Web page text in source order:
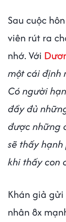
Sau cuộc
viên rút ra
nhớ. Với
một cái định
Có người
đầy đủ
được những
sẽ thấy
khi thấy con
Khán giả
nhân 8x